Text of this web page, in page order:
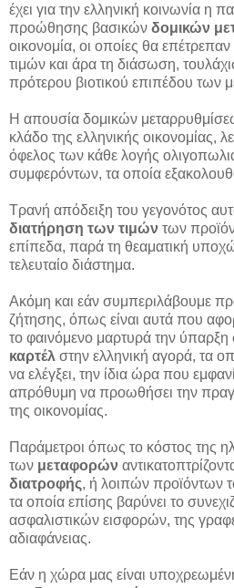
έχει για την ελληνική κοινωνία η
προώθησης βασικών δομικών
οικονομία, οι οποίες θα
τιμών και άρα τη διάσωση,
πρότερου βιοτικού επιπέδου των
Η απουσία δομικών
κλάδο της ελληνικής οικονομίας,
όφελος των κάθε λογής
συμφερόντων, τα οποία
Τρανή απόδειξη του γεγονότος
διατήρηση των τιμών των
επίπεδα, παρά τη θεαματική
τελευταίο διάστημα.
Ακόμη και εάν συμπεριλάβουμε
ζήτησης, όπως είναι αυτά που
το φαινόμενο μαρτυρά την ύπαρξη
καρτέλ στην ελληνική αγορά, τα
να ελέγξει, την ίδια ώρα που
απρόθυμη να προωθήσει την
της οικονομίας.
Παράμετροι όπως το κόστος της
των μεταφορών
διατροφής, ή λοιπών προϊόντων
τα οποία επίσης βαρύνει το
ασφαλιστικών εισφορών, της
αδιαφάνειας.
Εάν η χώρα μας είναι